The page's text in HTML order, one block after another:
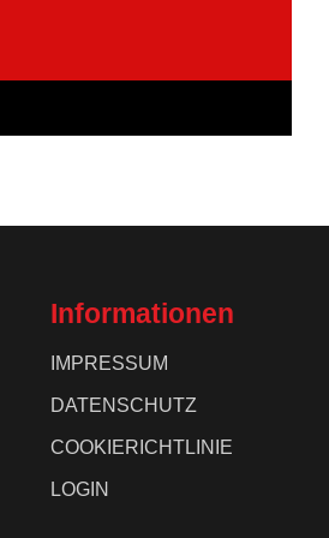
Informationen
IMPRESSUM
DATENSCHUTZ
COOKIERICHTLINIE
LOGIN